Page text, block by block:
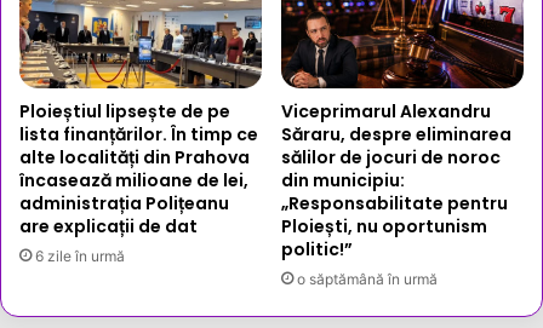
Ploieștiul lipsește de pe
lista finanțărilor. În timp ce
alte localități din Prahova
încasează milioane de lei,
administrația Polițeanu
are explicații de dat
6 zile în urmă
Viceprimarul Alexandru
Săraru, despre eliminarea
sălilor de jocuri de noroc
din municipiu:
„Responsabilitate pentru
Ploiești, nu oportunism
politic!”
o săptămână în urmă